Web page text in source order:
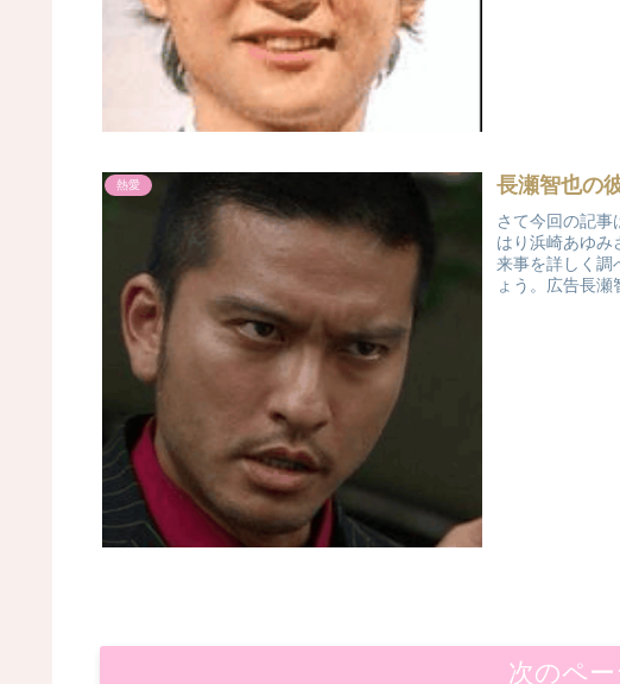
熱愛 長瀬智也の
さて今回の記
はり浜崎あゆみ
来事を詳しく調
ょう。広告長瀬
次のペー